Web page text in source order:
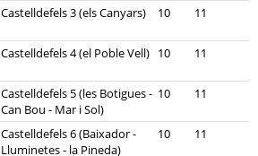
Castelldefels 3 (els Canyars) 10 11
Castelldefels 4 (el Poble Vell) 10 11
Castelldefels 5 (les Botigues -
Can Bou - Mar i Sol)
10 11
Castelldefels 6 (Baixador -
Lluminetes - la Pineda)
10 11